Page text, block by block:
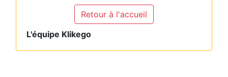
Retour à l'accueil
L'équipe Klikego